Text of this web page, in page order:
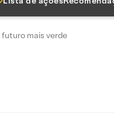
futuro mais verde